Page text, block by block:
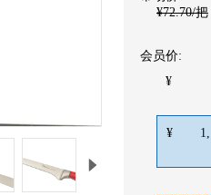
¥72.70/把
会员价:
¥
¥